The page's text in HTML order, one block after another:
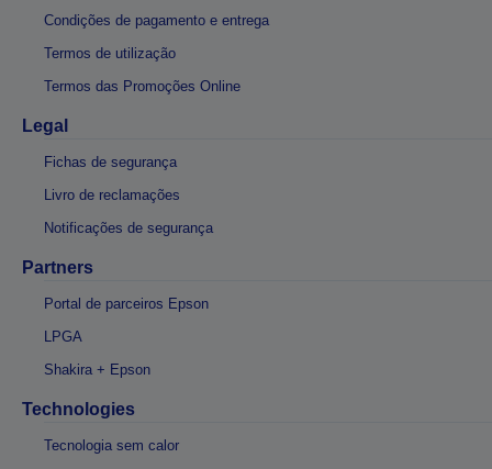
Condições de pagamento e entrega
Termos de utilização
Termos das Promoções Online
Legal
Fichas de segurança
Livro de reclamações
Notificações de segurança
Partners
Portal de parceiros Epson
LPGA
Shakira + Epson
Technologies
Tecnologia sem calor